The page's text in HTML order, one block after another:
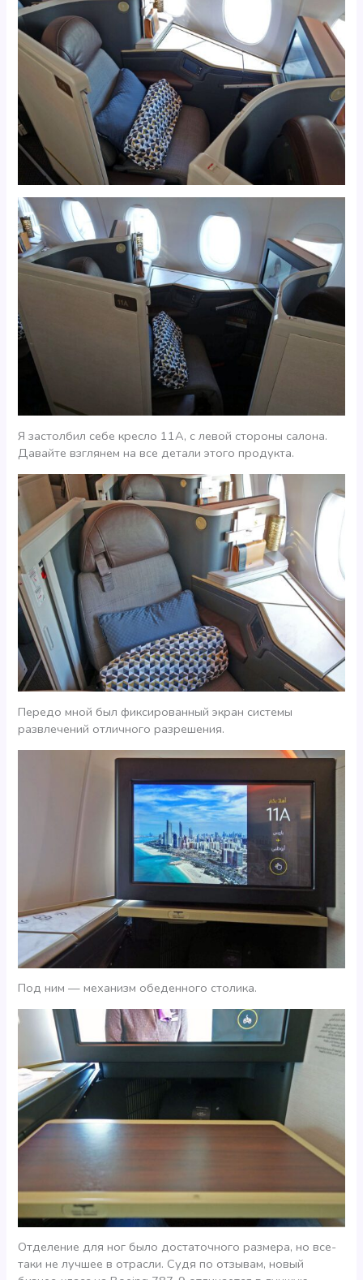
Я застолбил себе кресло 11А, с левой стороны салона.
Давайте взглянем на все детали этого продукта.
Передо мной был фиксированный экран системы
развлечений отличного разрешения.
Под ним — механизм обеденного столика.
Отделение для ног было достаточного размера, но все-
таки не лучшее в отрасли. Судя по отзывам, новый